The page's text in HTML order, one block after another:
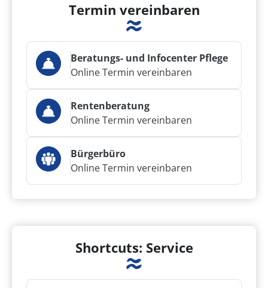
Termin vereinbaren
Beratungs- und Infocenter Pflege
Online Termin vereinbaren
Rentenberatung
Online Termin vereinbaren
Bürgerbüro
Online Termin vereinbaren
Shortcuts: Service